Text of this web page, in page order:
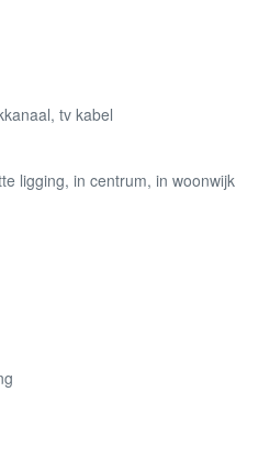
tv kabel
ligging, in centrum, in woonwijk